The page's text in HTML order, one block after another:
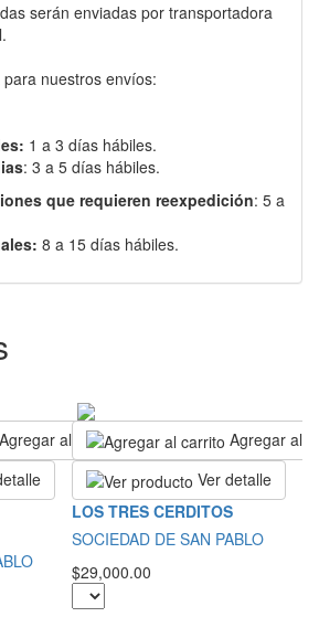
serán enviadas por transportadora
nuestros envíos:
1 a 3 días hábiles.
: 3 a 5 días hábiles.
que requieren reexpedición: 5 a
8 a 15 días hábiles.
Agregar al carrito
Agregar al
Ver detalle
LOS TRES CERDITOS
SOCIEDAD DE SAN PABLO
$29,000.00